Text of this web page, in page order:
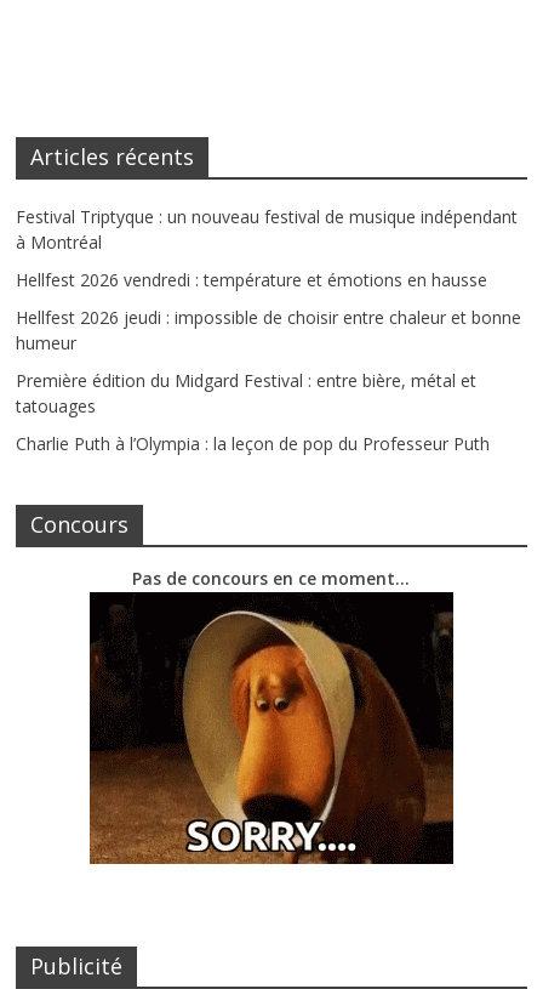
Articles récents
Festival Triptyque : un nouveau festival de musique indépendant
à Montréal
Hellfest 2026 vendredi : température et émotions en hausse
Hellfest 2026 jeudi : impossible de choisir entre chaleur et bonne
humeur
Première édition du Midgard Festival : entre bière, métal et
tatouages
Charlie Puth à l’Olympia : la leçon de pop du Professeur Puth
Concours
Pas de concours en ce moment…
Publicité